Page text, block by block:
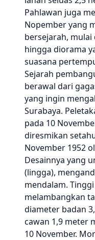
Pahlawan juga
Nopember yang
bersejarah,
hingga diorama
suasana
Sejarah
berawal dari
yang ingin
Surabaya.
pada 10
diresmikan
November 1952
Desainnya yang
(lingga),
mendalam.
melambangkan
diameter badan
cawan 1,9 meter
10 November.